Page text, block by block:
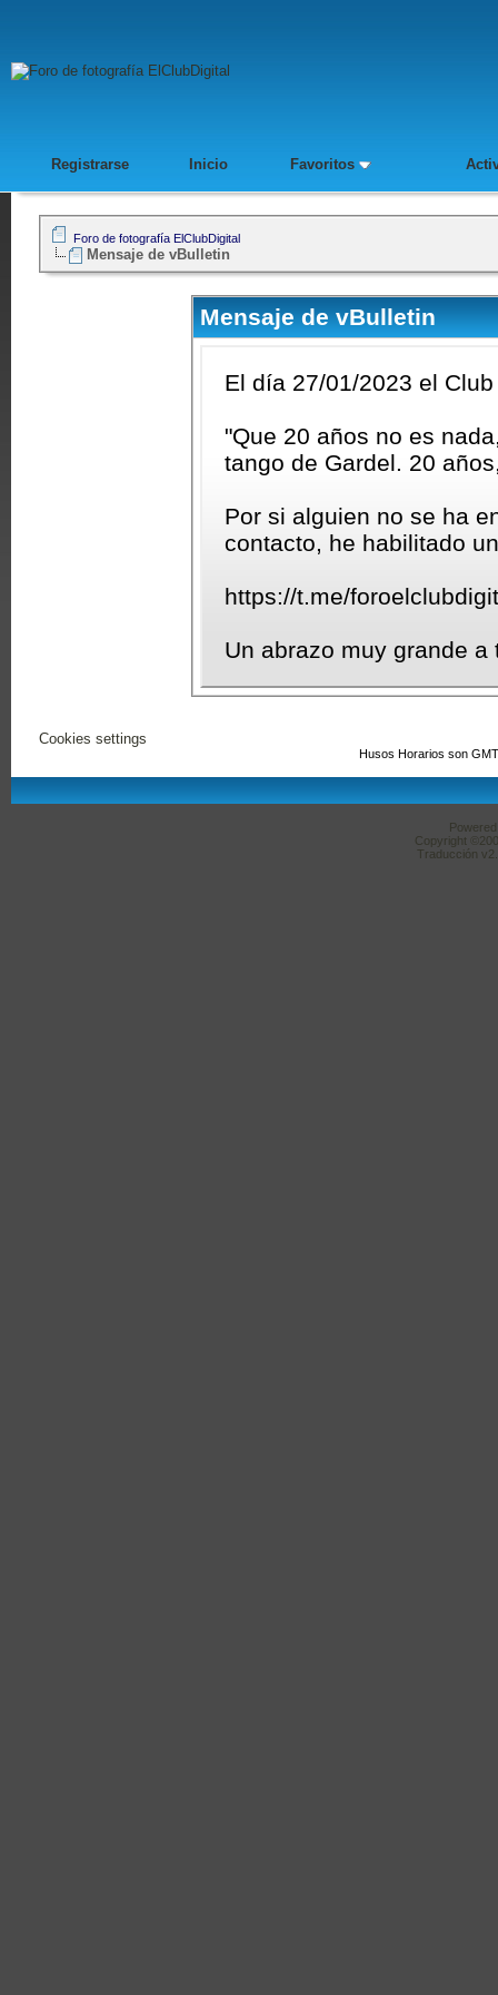
Registrarse Inicio Favoritos
Foro de fotografía ElClubDigital
Mensaje de vBulletin
Mensaje de vBulletin
El día 27/01/2023 el
"Que 20 años no es
tango de Gardel. 20
Por si alguien no se ha
contacto, he habilitado
https://t.me/
Un abrazo muy grande a
Cookies settings
Husos Horarios son
Copyright
Traducción